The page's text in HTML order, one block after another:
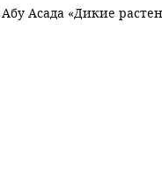
Асада «Дикие